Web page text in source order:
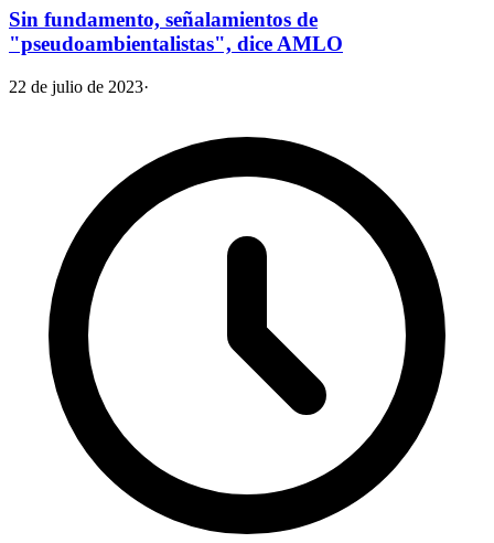
Sin fundamento, señalamientos de
"pseudoambientalistas", dice AMLO
22 de julio de 2023·